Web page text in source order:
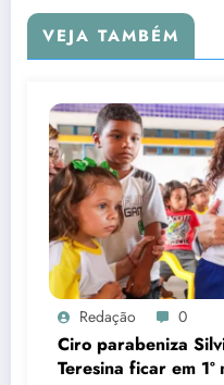
VEJA TAMBÉM
Redação 0
Ciro parabeniza
Teresina ficar em 1º